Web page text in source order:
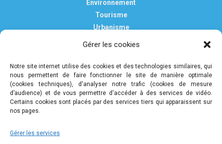
Gérer les cookies
Notre site internet utilise des cookies et des technologies similaires, qui
nous permettent de faire fonctionner le site de manière optimale
(cookies techniques), d'analyser notre trafic (cookies de mesure
d’audience) et de vous permettre d'accéder à des services de vidéo.
Certains cookies sont placés par des services tiers qui apparaissent sur
nos pages.
Gérer les services
Environnement
Tourisme
Urbanisme
Mentions légales
Politique de confidentialité et de protection des données
personnelles